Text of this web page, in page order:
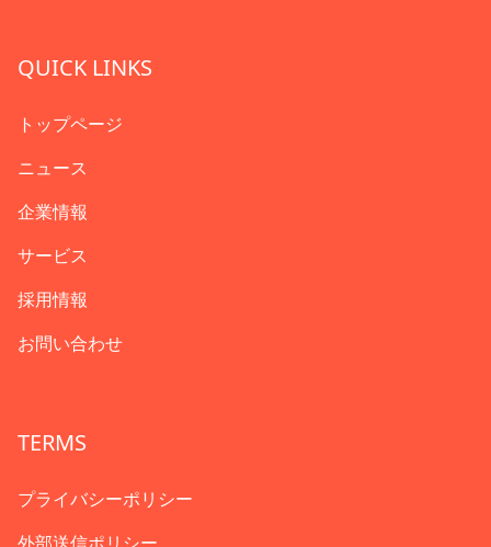
QUICK LINKS
トップページ
ニュース
企業情報
サービス
採用情報
お問い合わせ
TERMS
プライバシーポリシー